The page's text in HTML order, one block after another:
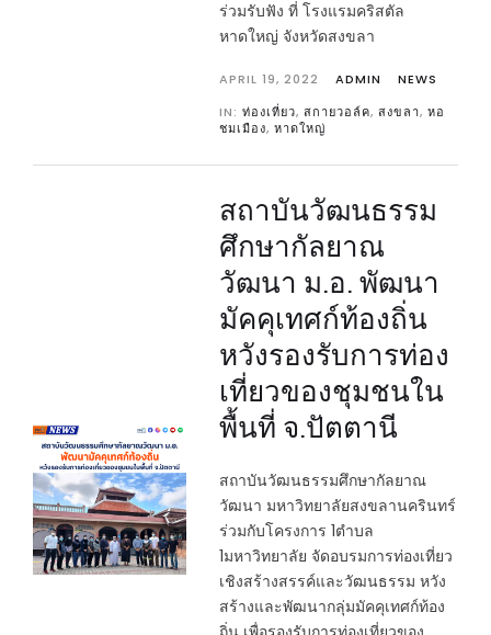
ร่วมรับฟัง ที่ โรงแรมคริสตัล
หาดใหญ่ จังหวัดสงขลา
APRIL 19, 2022 ADMIN
NEWS
IN: ท่องเที่ยว, สกายวอล์ค, สงขลา, หอ
ชมเมือง, หาดใหญ่
สถาบันวัฒนธรรม
ศึกษากัลยาณ
วัฒนา ม.อ. พัฒนา
มัคคุเทศก์ท้องถิ่น
หวังรองรับการท่อง
เที่ยวของชุมชนใน
พื้นที่ จ.ปัตตานี
สถาบันวัฒนธรรมศึกษากัลยาณ
วัฒนา มหาวิทยาลัยสงขลานครินทร์
ร่วมกับโครงการ 1ตำบล
1มหาวิทยาลัย จัดอบรมการท่องเที่ยว
เชิงสร้างสรรค์และวัฒนธรรม หวัง
สร้างและพัฒนากลุ่มมัคคุเทศก์ท้อง